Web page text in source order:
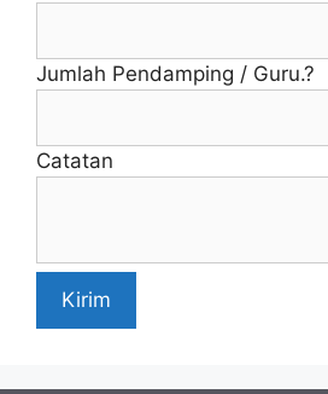
Jumlah Pendamping / Guru.?
Catatan
Kirim